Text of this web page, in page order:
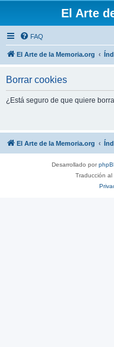
El Arte
FAQ
El Arte de la Memoria.org
Borrar cookies
¿Está seguro de que quiere
El Arte de la Memoria.org
Desarrollado por
Traducción